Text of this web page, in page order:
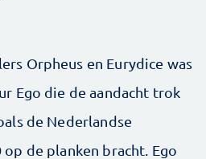
Orpheus en Eurydice was
Ego die de aandacht trok
de Nederlandse
de planken bracht. Ego